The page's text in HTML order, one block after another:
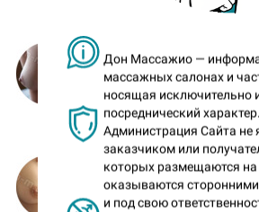
Дон Массажио —
массажных салонах и
носящая исключительно
посреднический характер.
Администрация Сайта не
заказчиком или
которых размещаются на
оказываются
и под свою
Адель («Малика
31голос
Элина (частная)
25голосов